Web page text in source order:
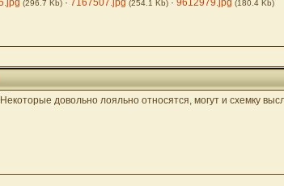
(296.7 Kb) · 7167507.jpg (254.1 Kb) · 9612979.jpg (180.4 Kb)
довольно лояльно относятся, могут и схемку